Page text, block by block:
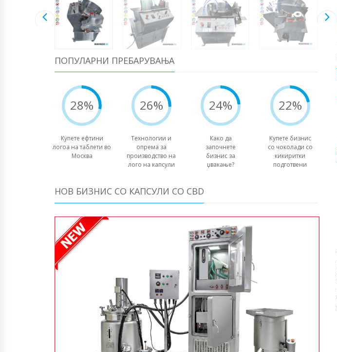
ПОПУЛАРНИ ПРЕБАРУВАЊА
28%
Купете ефтини
логоа на таблети во
Москва
26%
Технологии и
опрема за
производство на
лого на капсули
24%
Како да
започнете
бизнис за
џвакање?
22%
Купете бизнис
со чоколади со
кикиритки
подготвени
НОВ БИЗНИС СО КАПСУЛИ СО CBD